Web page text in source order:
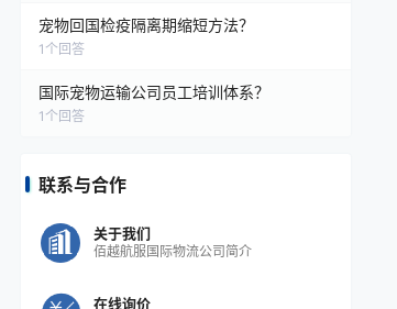
宠物回国检疫隔离期缩短方法？
1 个回答
国际宠物运输公司员工培训体系？
1 个回答
联系与合作
关于我们
佰越航服国际物流公司简介
在线询价